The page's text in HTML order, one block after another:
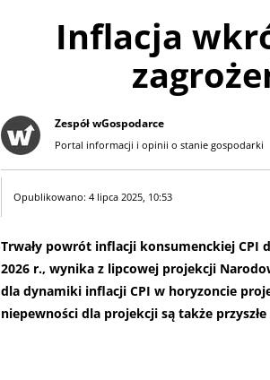
Inflacja
Zespół wGospodarce
Portal informacji i opinii o stanie gospodarki
Opublikowano: 4 lipca 2025, 10:53
Trwały powrót inflacji konsumenckiej CPI
2026 r., wynika z lipcowej projekcji
dla dynamiki inflacji CPI w horyzoncie
niepewności dla projekcji są także